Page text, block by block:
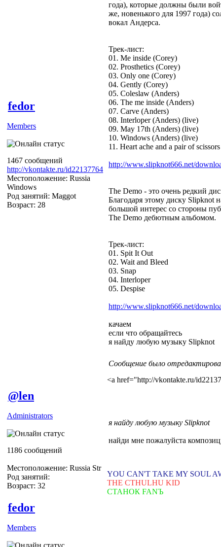
fedor
Members
1467 сообщений
http://vkontakte.ru/id22137764
Местоположение: Russia
Windows
Род занятий: Maggot
Возраст: 28
года), которые должны были
же, новенького для 1997 года)
вокал Андерса.
Трек-лист:
01. Me inside (Corey)
02. Prosthetics (Corey)
03. Only one (Corey)
04. Gently (Corey)
05. Coleslaw (Anders)
06. The me inside (Anders)
07. Carve (Anders)
08. Interloper (Anders) (live)
09. May 17th (Anders) (live)
10. Windows (Anders) (live)
11. Heart ache and a pair of
http://www.slipknot666.net/
The Demo - это очень редкий
Благодаря этому диску Slipknot
большой интерес со стороны
The Demo дебютным альбомом.
Трек-лист:
01. Spit It Out
02. Wait and Bleed
03. Snap
04. Interloper
05. Despise
http://www.slipknot666.net/
качаем
если что обращайтесь
я найду любую музыку Slipknot
Сообщение было
<a href="http://vkontakte.ru/
@len
Administrators
1186 сообщений
Местоположение: Russia Str
Род занятий:
Возраст: 32
я найду любую музыку Slipknot
найди мне пожалуйста
YOU CAN'T TAKE MY SOUL
THE CTHULHU KID
СТАНОК FANЪ
fedor
Members